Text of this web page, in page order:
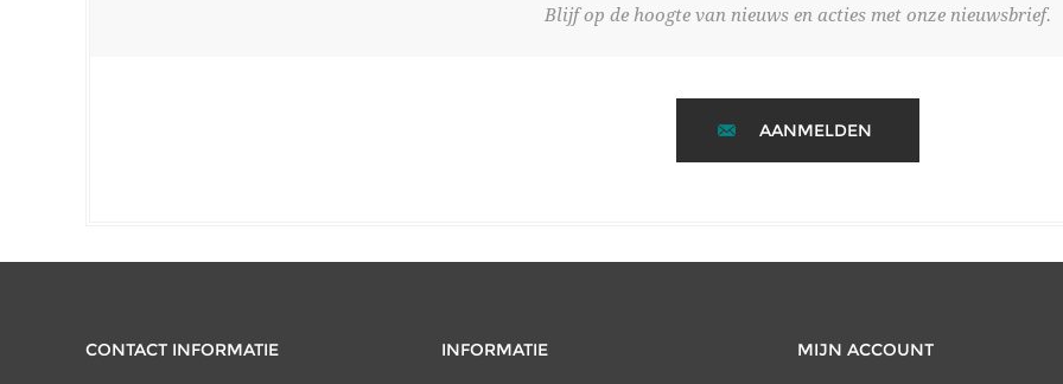
Blijf op de hoogte van nieuws en acties met onze nieuwsbrief.
AANMELDEN
CONTACT INFORMATIE INFORMATIE MIJN ACCOUNT